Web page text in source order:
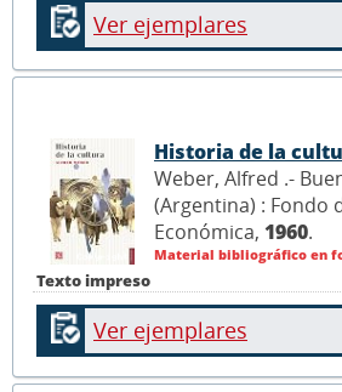
Ver ejemplares
Texto impreso
Historia de la
Weber, Alfred .-
(Argentina) : Fondo
Económica, 1960.
Material bibliográfico en
Ver ejemplares